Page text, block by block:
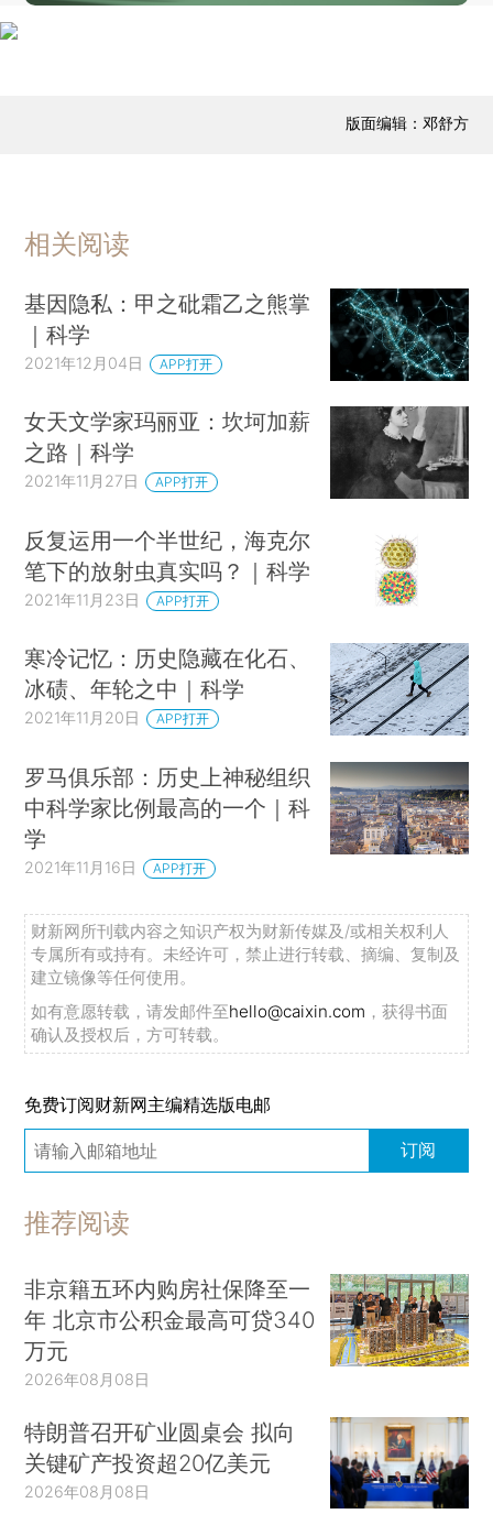
版面编辑：邓舒方
相关阅读
基因隐私：甲之砒霜乙之熊掌
｜科学
2021年12月04日 APP打开
女天文学家玛丽亚：坎坷加薪
之路｜科学
2021年11月27日 APP打开
反复运用一个半世纪，海克尔
笔下的放射虫真实吗？｜科学
2021年11月23日 APP打开
寒冷记忆：历史隐藏在化石、
冰碛、年轮之中｜科学
2021年11月20日 APP打开
罗马俱乐部：历史上神秘组织
中科学家比例最高的一个｜科
学
2021年11月16日 APP打开
财新网所刊载内容之知识产权为财新传媒及/或相关权利人
专属所有或持有。未经许可，禁止进行转载、摘编、复制及
建立镜像等任何使用。
如有意愿转载，请发邮件至hello@caixin.com ，获得书面
确认及授权后，方可转载。
免费订阅财新网主编精选版电邮
订阅
推荐阅读
非京籍五环内购房社保降至一
年 北京市公积金最高可贷340
万元
2026年08月08日
特朗普召开矿业圆桌会 拟向
关键矿产投资超20亿美元
2026年08月08日